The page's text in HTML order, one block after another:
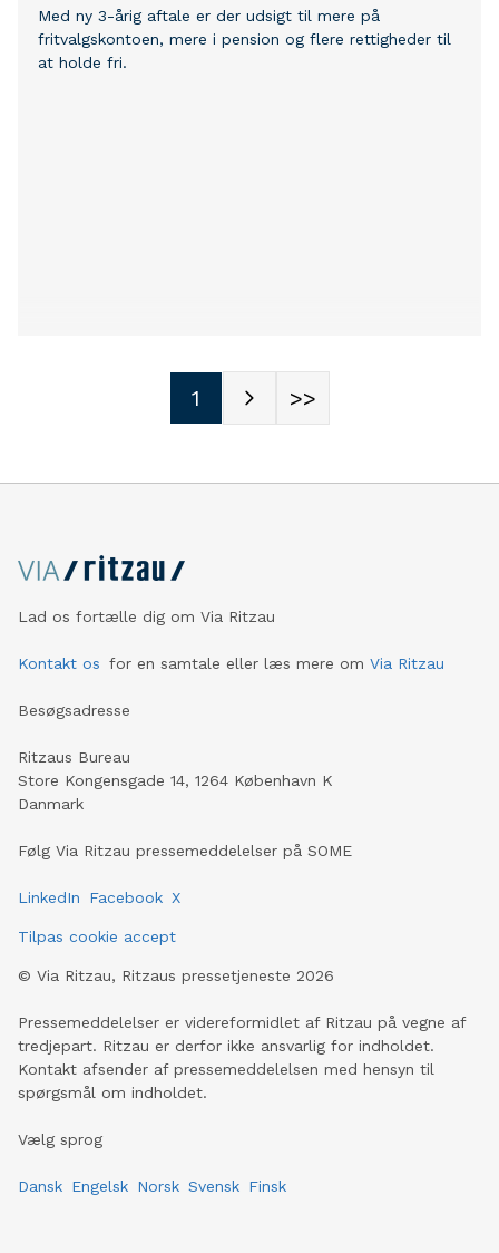
Med ny 3-årig aftale er der udsigt til mere på
fritvalgskontoen, mere i pension og flere rettigheder til
at holde fri.
1 >>
Lad os fortælle dig om Via Ritzau
Kontakt os for en samtale eller læs mere om Via Ritzau
Besøgsadresse
Ritzaus Bureau
Store Kongensgade 14, 1264 København K
Danmark
Følg Via Ritzau pressemeddelelser på SOME
LinkedIn Facebook X
Tilpas cookie accept
© Via Ritzau, Ritzaus pressetjeneste 2026
Pressemeddelelser er videreformidlet af Ritzau på vegne af
tredjepart. Ritzau er derfor ikke ansvarlig for indholdet.
Kontakt afsender af pressemeddelelsen med hensyn til
spørgsmål om indholdet.
Vælg sprog
Dansk Engelsk Norsk Svensk Finsk